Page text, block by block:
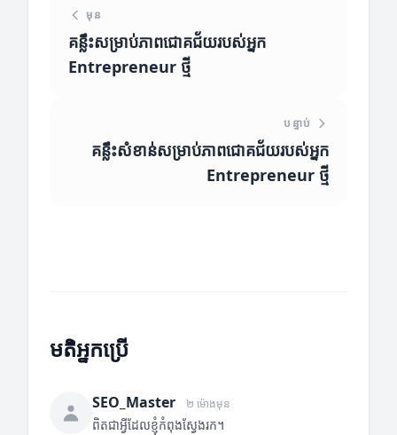
មុន
គន្លឹះសម្រាប់ភាពជោគជ័យរបស់អ្នក
Entrepreneur ថ្មី
បន្ទាប់
គន្លឹះសំខាន់សម្រាប់ភាពជោគជ័យរបស់អ្នក
Entrepreneur ថ្មី
មតិអ្នកប្រើ
SEO_Master ២ ម៉ោងមុន
ពិតជាអ្វីដែលខ្ញុំកំពុងស្វែងរក។